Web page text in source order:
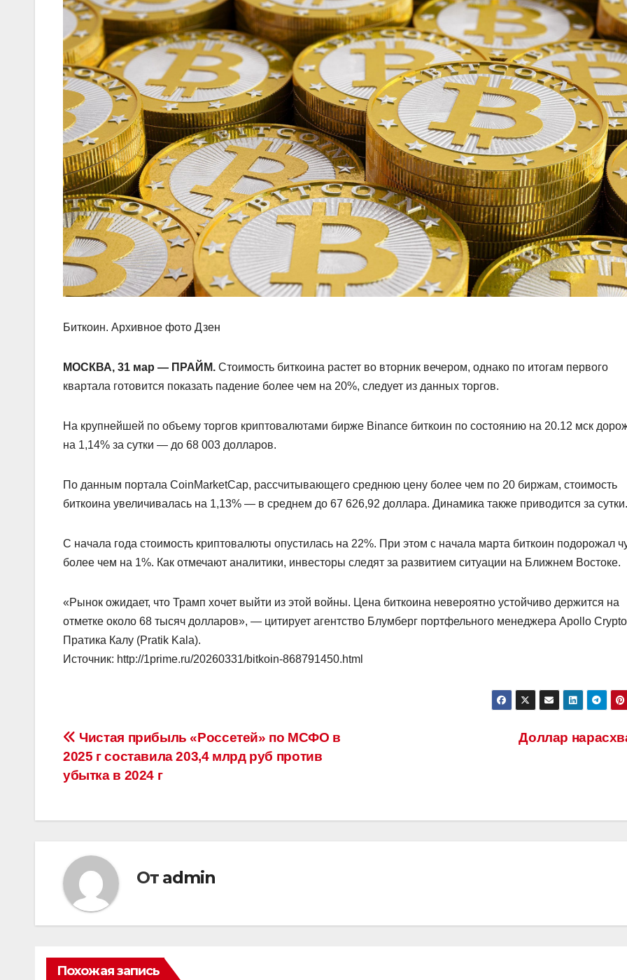
Биткоин. Архивное фото Дзен
МОСКВА, 31 мар — ПРАЙМ. Стоимость биткоина растет во вторник вечером, однако по итогам первого
квартала готовится показать падение более чем на 20%, следует из данных торгов.
На крупнейшей по объему торгов криптовалютами бирже Binance биткоин по состоянию на 20.12 мск
на 1,14% за сутки — до 68 003 долларов.
По данным портала CoinMarketCap, рассчитывающего среднюю цену более чем по 20 биржам, стоимость
биткоина увеличивалась на 1,13% — в среднем до 67 626,92 доллара. Динамика также приводится за сутки.
С начала года стоимость криптовалюты опустилась на 22%. При этом с начала марта биткоин подорожал
более чем на 1%. Как отмечают аналитики, инвесторы следят за развитием ситуации на Ближнем Востоке.
«Рынок ожидает, что Трамп хочет выйти из этой войны. Цена биткоина невероятно устойчиво держится на
отметке около 68 тысяч долларов», — цитирует агентство Блумберг портфельного менеджера Apollo Crypto
Пратика Калу (Pratik Kala).
Источник: http://1prime.ru/20260331/bitkoin-868791450.html
Навигация
по
Доллар
Чистая прибыль «Россетей» по МСФО в
2025 г составила 203,4 млрд руб против
убытка в 2024 г
От admin
Похожая запись